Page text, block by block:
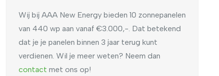
Wij bij AAA New Energy bieden 10 zonnepanelen
van 440 wp aan vanaf €3.000,-. Dat betekend
dat je je panelen binnen 3 jaar terug kunt
verdienen. Wil je meer weten? Neem dan
contact met ons op!